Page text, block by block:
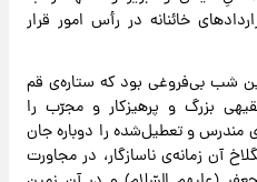
خائنانه در رأس امور قرار
شب بی‌فروغی بود که ستاره‌ی قم
بزرگ و پرهیزکار و مجرّب را
و تعطیل‌شده را دوباره جان
آن زمانه‌ی ناسازگار، در مجاورت